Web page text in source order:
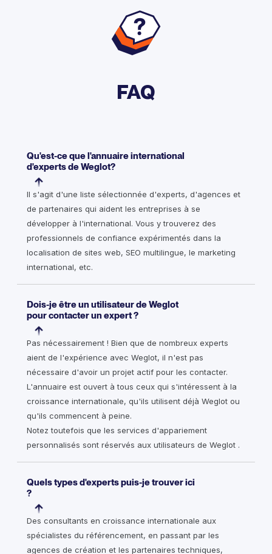
FAQ
Qu'est-ce que l'annuaire international
d'experts de Weglot?
Il s'agit d'une liste sélectionnée d'experts, d'agences et
de partenaires qui aident les entreprises à se
développer à l'international. Vous y trouverez des
professionnels de confiance expérimentés dans la
localisation de sites web, SEO multilingue, le marketing
international, etc.
Dois-je être un utilisateur de Weglot
pour contacter un expert ?
Pas nécessairement ! Bien que de nombreux experts
aient de l'expérience avec Weglot, il n'est pas
nécessaire d'avoir un projet actif pour les contacter.
L'annuaire est ouvert à tous ceux qui s'intéressent à la
croissance internationale, qu'ils utilisent déjà Weglot ou
qu'ils commencent à peine.
Notez toutefois que les services d'appariement
personnalisés sont réservés aux utilisateurs de Weglot .
Quels types d'experts puis-je trouver ici
?
Des consultants en croissance internationale aux
spécialistes du référencement, en passant par les
agences de création et les partenaires techniques,